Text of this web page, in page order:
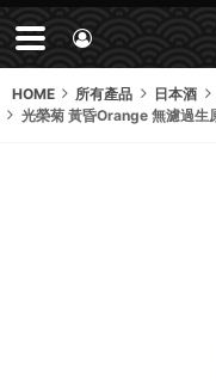
HOME 所有產品 日本酒
光榮菊 黃昏Orange 無濾過生